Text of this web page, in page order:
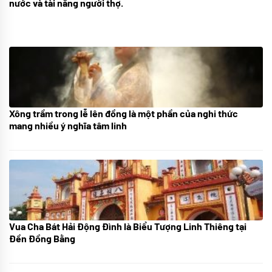
nước và tài năng người thợ.
21/07/2024
Xông trầm trong lễ lên đồng là một phần của nghi thức
mang nhiều ý nghĩa tâm linh
08/07/2024
Vua Cha Bát Hải Động Đình là Biểu Tượng Linh Thiêng tại
Đền Đồng Bằng